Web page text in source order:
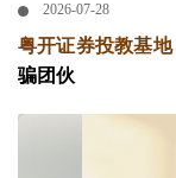
2026-07-28
粤开证券投教基地
骗团伙